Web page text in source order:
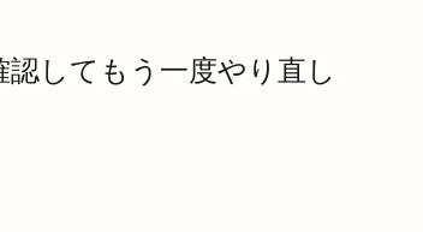
してもう一度やり直し